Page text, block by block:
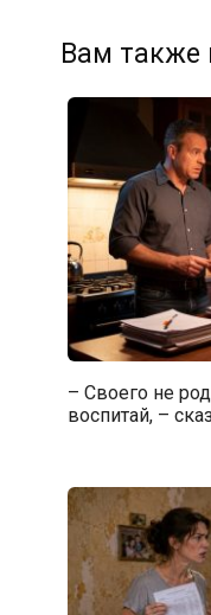
Вам также
– Своего не
воспитай, –